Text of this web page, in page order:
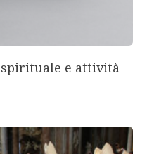
e attività